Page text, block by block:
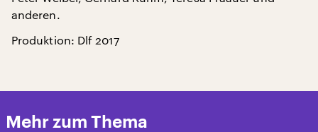
anderen.
Produktion: Dlf 2017
Mehr zum Thema